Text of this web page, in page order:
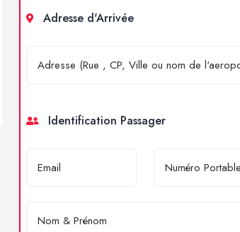
Adresse d'Arrivée
Identification Passager